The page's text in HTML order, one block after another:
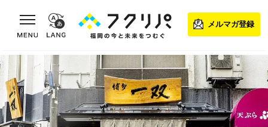
toggle navigation
メルマガ登録